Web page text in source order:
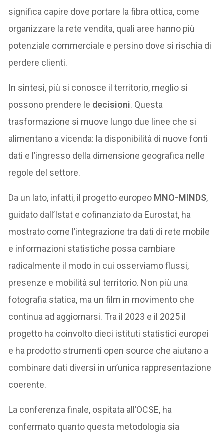
significa capire dove portare la fibra ottica, come
organizzare la rete vendita, quali aree hanno più
potenziale commerciale e persino dove si rischia di
perdere clienti.
In sintesi, più si conosce il territorio, meglio si
possono prendere le decisioni. Questa
trasformazione si muove lungo due linee che si
alimentano a vicenda: la disponibilità di nuove fonti
dati e l’ingresso della dimensione geografica nelle
regole del settore.
Da un lato, infatti, il progetto europeo MNO-MINDS,
guidato dall’Istat e cofinanziato da Eurostat, ha
mostrato come l’integrazione tra dati di rete mobile
e informazioni statistiche possa cambiare
radicalmente il modo in cui osserviamo flussi,
presenze e mobilità sul territorio. Non più una
fotografia statica, ma un film in movimento che
continua ad aggiornarsi. Tra il 2023 e il 2025 il
progetto ha coinvolto dieci istituti statistici europei
e ha prodotto strumenti open source che aiutano a
combinare dati diversi in un’unica rappresentazione
coerente.
La conferenza finale, ospitata all’OCSE, ha
confermato quanto questa metodologia sia